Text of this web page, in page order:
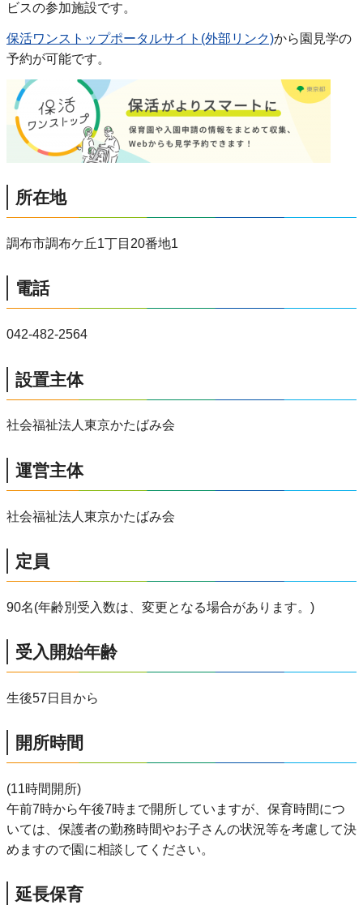
ビスの参加施設です。
保活ワンストップポータルサイト(外部リンク)から園見学の
予約が可能です。
所在地
調布市調布ケ丘1丁目20番地1
電話
042-482-2564
設置主体
社会福祉法人東京かたばみ会
運営主体
社会福祉法人東京かたばみ会
定員
90名(年齢別受入数は、変更となる場合があります。)
受入開始年齢
生後57日目から
開所時間
(11時間開所)
午前7時から午後7時まで開所していますが、保育時間につ
いては、保護者の勤務時間やお子さんの状況等を考慮して決
めますので園に相談してください。
延長保育